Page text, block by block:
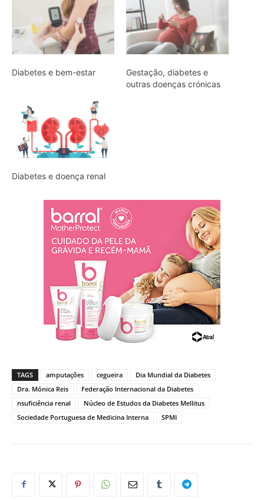
Diabetes e bem-estar
Gestação, diabetes e
outras doenças crónicas
Diabetes e doença renal
TAGS amputações cegueira
Dia Mundial da Diabetes
Dra. Mónica Reis
Federação Internacional da Diabetes
nsuficiência renal
Núcleo de Estudos da Diabetes Mellitus
Sociedade Portuguesa de Medicina Interna
SPMI